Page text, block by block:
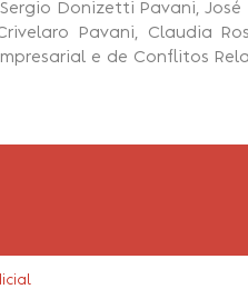
Sergio Donizetti Pavani,
Pavani, Claudia
e de Conflitos